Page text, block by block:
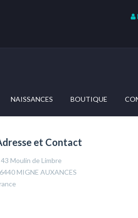
NAISSANCES BOUTIQUE
et Contact
Moulin de Limbre
MIGNE AUXANCES